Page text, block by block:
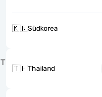
🇰🇷Südkorea
T
🇹🇭Thailand